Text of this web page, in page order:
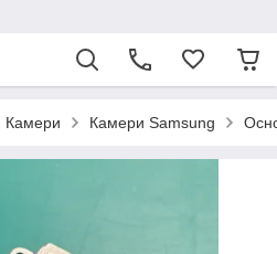
Камери Камери Samsung